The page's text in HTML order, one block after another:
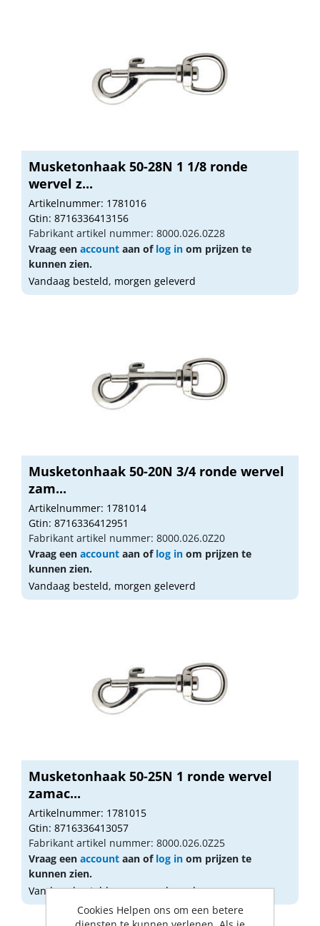
Musketonhaak 50-28N 1 1/8 ronde
wervel z...
Artikelnummer: 1781016
Gtin: 8716336413156
Fabrikant artikel nummer: 8000.026.0Z28
Vraag een account aan of log in om prijzen te
kunnen zien.
Vandaag besteld, morgen geleverd
Musketonhaak 50-20N 3/4 ronde wervel
zam...
Artikelnummer: 1781014
Gtin: 8716336412951
Fabrikant artikel nummer: 8000.026.0Z20
Vraag een account aan of log in om prijzen te
kunnen zien.
Vandaag besteld, morgen geleverd
Musketonhaak 50-25N 1 ronde wervel
zamac...
Artikelnummer: 1781015
Gtin: 8716336413057
Fabrikant artikel nummer: 8000.026.0Z25
Vraag een account aan of log in om prijzen te
kunnen zien.
Vandaag besteld, morgen geleverd
Cookies Helpen ons om een betere